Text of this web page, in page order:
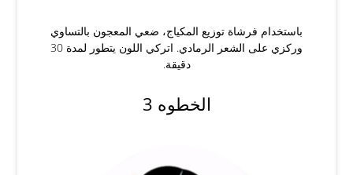
باستخدام فرشاة توزيع المكياج، ضعي المعجون بالتساوي
وركزي على الشعر الرمادي. اتركي اللون يتطور لمدة 30
دقيقة.
الخطوه 3